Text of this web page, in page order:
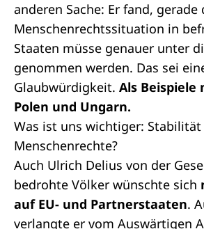
anderen Sache: Er fand, gerade
Menschenrechtssituation in
Staaten müsse genauer unter
genommen werden. Das sei
Glaubwürdigkeit. Als Beispiele
Polen und Ungarn.
Was ist uns wichtiger:
Menschenrechte?
Auch Ulrich Delius von der
bedrohte Völker wünschte sich
auf EU- und Partnerstaaten.
verlangte er vom Auswärtigen